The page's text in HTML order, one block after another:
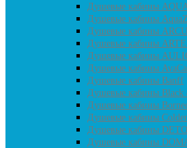
Душевые кабины
Душевые кабины AquaZ
Душевые кабины
Душевые кабины
Душевые кабины
Душевые кабины
Душевые кабины Banff
Душевые кабины Black
Душевые кабины
Душевые кабины
Душевые кабины DETO
Душевые кабины